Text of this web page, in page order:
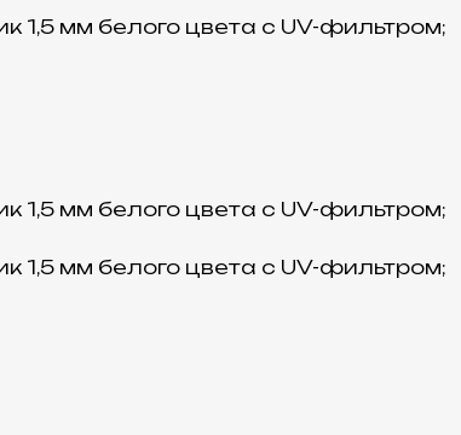
1,5 мм белого цвета с UV-фильтром;
1,5 мм белого цвета с UV-фильтром;
1,5 мм белого цвета с UV-фильтром;